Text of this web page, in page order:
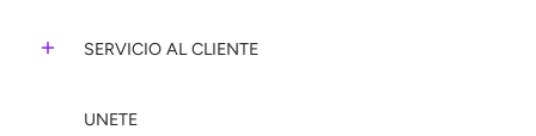
SERVICIO AL CLIENTE
UNETE